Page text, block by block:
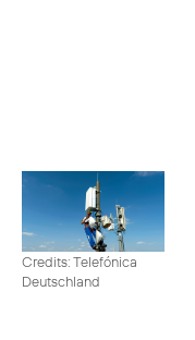
Credits: Telefónica
Deutschland